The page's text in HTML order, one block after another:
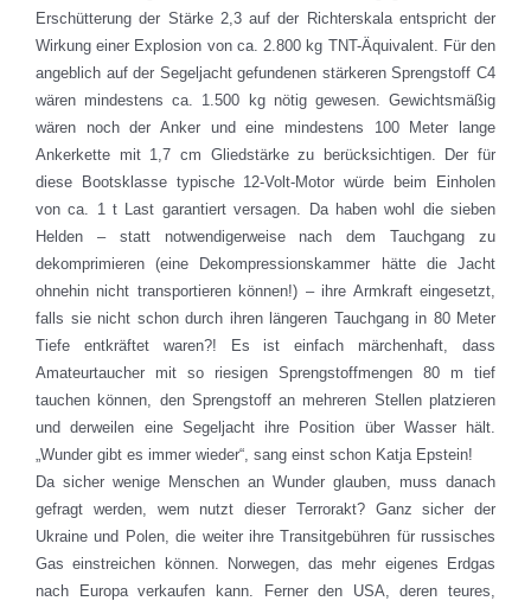
Erschütterung der Stärke 2,3 auf der Richterskala entspricht der
Wirkung einer Explosion von ca. 2.800 kg TNT-Äquivalent. Für den
angeblich auf der Segeljacht gefundenen stärkeren Sprengstoff C4
wären mindestens ca. 1.500 kg nötig gewesen. Gewichtsmäßig
wären noch der Anker und eine mindestens 100 Meter lange
Ankerkette mit 1,7 cm Gliedstärke zu berücksichtigen. Der für
diese Bootsklasse typische 12-Volt-Motor würde beim Einholen
von ca. 1 t Last garantiert versagen. Da haben wohl die sieben
Helden – statt notwendigerweise nach dem Tauchgang zu
dekomprimieren (eine Dekompressionskammer hätte die Jacht
ohnehin nicht transportieren können!) – ihre Armkraft eingesetzt,
falls sie nicht schon durch ihren längeren Tauchgang in 80 Meter
Tiefe entkräftet waren?! Es ist einfach märchenhaft, dass
Amateurtaucher mit so riesigen Sprengstoffmengen 80 m tief
tauchen können, den Sprengstoff an mehreren Stellen platzieren
und derweilen eine Segeljacht ihre Position über Wasser hält.
„Wunder gibt es immer wieder“, sang einst schon Katja Epstein!
Da sicher wenige Menschen an Wunder glauben, muss danach
gefragt werden, wem nutzt dieser Terrorakt? Ganz sicher der
Ukraine und Polen, die weiter ihre Transitgebühren für russisches
Gas einstreichen können. Norwegen, das mehr eigenes Erdgas
nach Europa verkaufen kann. Ferner den USA, deren teures,